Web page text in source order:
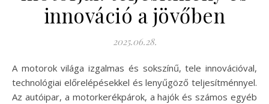
innováció a jövőben
2025.06.28.
A motorok világa izgalmas és sokszínű, tele innovációval,
technológiai előrelépésekkel és lenyűgöző teljesítménnyel.
Az autóipar, a motorkerékpárok, a hajók és számos egyéb